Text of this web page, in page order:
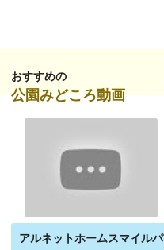
おすすめの
公園みどころ動画
アルネットホームスマイルパ